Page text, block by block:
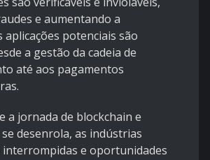
e aumentando a
aplicações potenciais são
a gestão da cadeia de
até aos pagamentos
a jornada de blockchain e
desenrola, as indústrias
interrompidas e oportunidades